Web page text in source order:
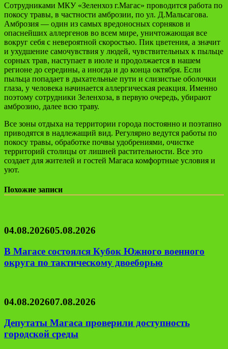
Сотрудниками МКУ «Зеленхоз г.Магас» проводится работа по
покосу травы, в частности амброзии, по ул. Д.Мальсагова.
Амброзия — один из самых вредоносных сорняков и
опаснейших аллергенов во всем мире, уничтожающая все
вокруг себя с невероятной скоростью. Пик цветения, а значит
и ухудшение самочувствия у людей, чувствительных к пыльце
сорных трав, наступает в июле и продолжается в нашем
регионе до середины, а иногда и до конца октября. Если
пыльца попадает в дыхательные пути и слизистые оболочки
глаза, у человека начинается аллергическая реакция. Именно
поэтому сотрудники Зеленхоза, в первую очередь, убирают
амброзию, далее всю траву.
Все зоны отдыха на территории города постоянно и поэтапно
приводятся в надлежащий вид. Регулярно ведутся работы по
покосу травы, обработке почвы удобрениями, очистке
территорий столицы от лишней растительности. Все это
создает для жителей и гостей Магаса комфортные условия и
уют.
Похожие записи
04.08.202605.08.2026
В Магасе состоялся Кубок Южного военного
округа по тактическому двоеборью
04.08.202607.08.2026
Депутаты Магаса проверили доступность
городской среды